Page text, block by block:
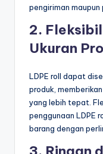
pengiriman maupun
2.
Ukuran
LDPE roll dapat
produk,
yang lebih tepat.
penggunaan LDPE
barang dengan